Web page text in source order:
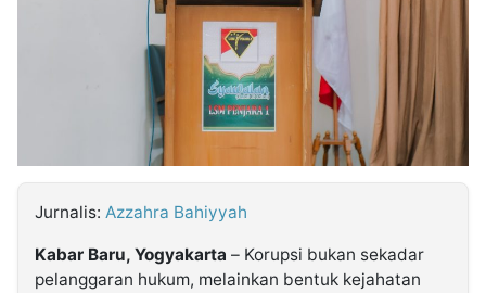
Jurnalis: Azzahra Bahiyyah
Kabar Baru, Yogyakarta – Korupsi bukan sekadar
pelanggaran hukum, melainkan bentuk kejahatan